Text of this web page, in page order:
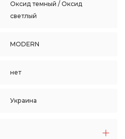
Оксид темный / Оксид
светлый
MODERN
нет
Украина